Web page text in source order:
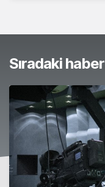
Sıradaki haber